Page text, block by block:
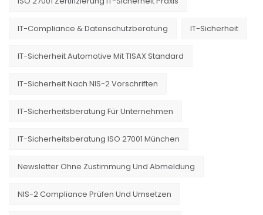
IT-Compliance & Datenschutzberatung IT-Sicherheit
IT-Sicherheit Automotive Mit TISAX Standard
IT-Sicherheit Nach NIS-2 Vorschriften
IT-Sicherheitsberatung Für Unternehmen
IT-Sicherheitsberatung ISO 27001 München
Newsletter Ohne Zustimmung Und Abmeldung
NIS-2 Compliance Prüfen Und Umsetzen